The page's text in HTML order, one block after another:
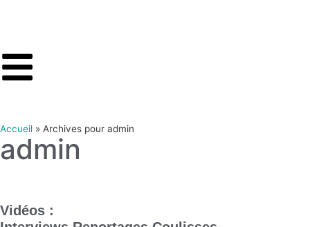
Accueil » Archives pour admin
admin
Vidéos :